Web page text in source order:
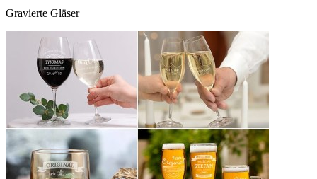
Gravierte Gläser